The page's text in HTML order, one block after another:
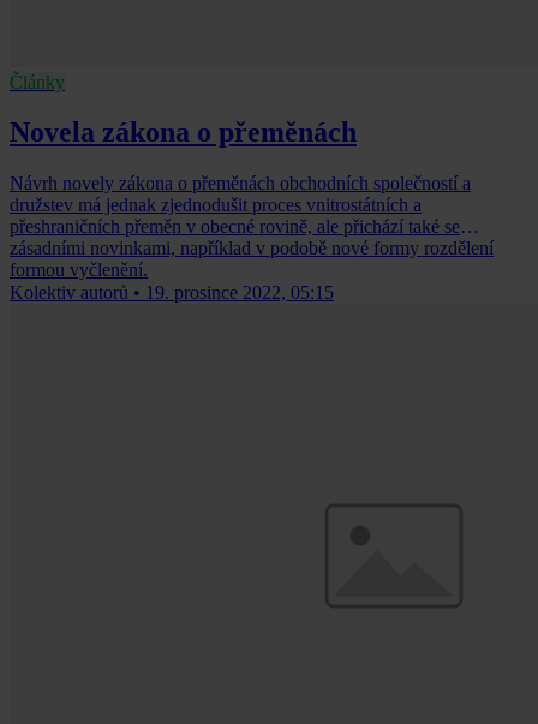
Články
Novela zákona o přeměnách
Návrh novely zákona o přeměnách obchodních společností a
družstev má jednak zjednodušit proces vnitrostátních a
přeshraničních přeměn v obecné rovině, ale přichází také se
zásadními novinkami, například v podobě nové formy rozdělení
formou vyčlenění.
Kolektiv autorů • 19. prosince 2022, 05:15